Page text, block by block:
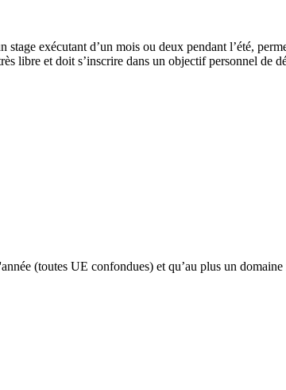
exécutant d’un mois ou deux pendant l’été,
libre et doit s’inscrire dans un objectif personnel de
(toutes UE confondues) et qu’au plus un domaine